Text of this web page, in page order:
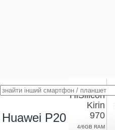
Huawei P20
HiSilicon
Kirin
970
4/6GB RAM